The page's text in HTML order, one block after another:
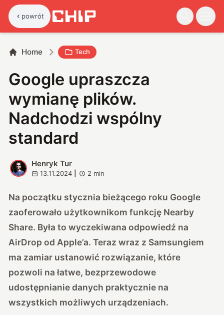
powrót
Home Tech
Google upraszcza
wymianę plików.
Nadchodzi wspólny
standard
H
Henryk Tur
13.11.2024 2 min
Na początku stycznia bieżącego roku Google
zaoferowało użytkownikom funkcję Nearby
Share. Była to wyczekiwana odpowiedź na
AirDrop od Apple’a. Teraz wraz z Samsungiem
ma zamiar ustanowić rozwiązanie, które
pozwoli na łatwe, bezprzewodowe
udostępnianie danych praktycznie na
wszystkich możliwych urządzeniach.